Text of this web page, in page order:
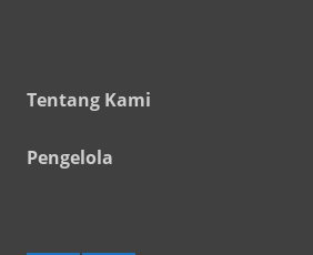
Tentang Kami
Pengelola